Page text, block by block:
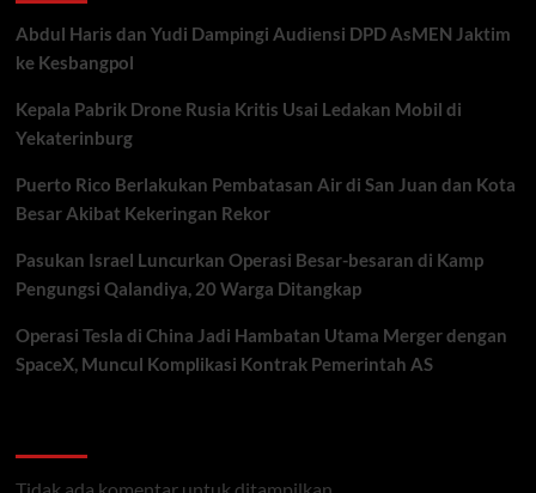
Abdul Haris dan Yudi Dampingi Audiensi DPD AsMEN Jaktim
ke Kesbangpol
Kepala Pabrik Drone Rusia Kritis Usai Ledakan Mobil di
Yekaterinburg
Puerto Rico Berlakukan Pembatasan Air di San Juan dan Kota
Besar Akibat Kekeringan Rekor
Pasukan Israel Luncurkan Operasi Besar-besaran di Kamp
Pengungsi Qalandiya, 20 Warga Ditangkap
Operasi Tesla di China Jadi Hambatan Utama Merger dengan
SpaceX, Muncul Komplikasi Kontrak Pemerintah AS